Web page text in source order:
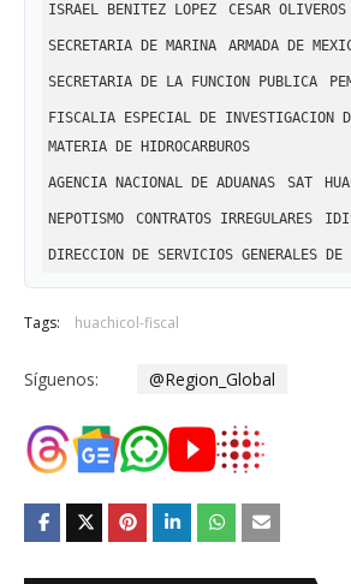
ISRAEL BENITEZ LOPEZ CESAR
SECRETARIA DE MARINA ARMADA DE
SECRETARIA DE LA FUNCION PUBLICA
FISCALIA ESPECIAL DE INVESTIGACION
MATERIA DE HIDROCARBUROS
AGENCIA NACIONAL DE ADUANAS SAT
NEPOTISMO CONTRATOS IRREGULARES
DIRECCION DE SERVICIOS GENERALES DE
Tags: huachicol-fiscal
Síguenos: @Region_Global